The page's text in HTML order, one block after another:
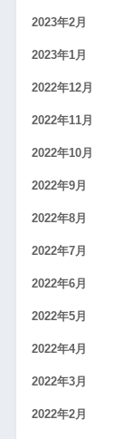
2023年2月
2023年1月
2022年12月
2022年11月
2022年10月
2022年9月
2022年8月
2022年7月
2022年6月
2022年5月
2022年4月
2022年3月
2022年2月